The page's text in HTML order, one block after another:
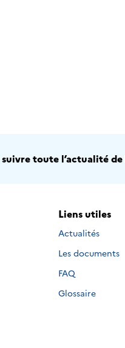
toute l’actualité de
Liens utiles
Actualités
Les documents
FAQ
Glossaire